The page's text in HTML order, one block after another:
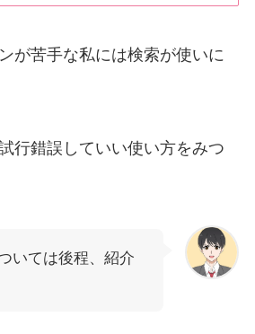
が苦手な私には検索が使いに
行錯誤していい使い方をみつ
いては後程、紹介